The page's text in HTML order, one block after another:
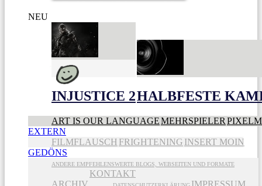
NEU
INJUSTICE 2HALBFESTE
ART IS OUR LANGUAGEMEHRSPIELER
EXTERN
FILMFLAUSCH FRIGHTENING INSERT MOIN
GEDÖNS
ANDERE EMPFEHLENSWERTE BLOGS, WEBSEITEN UND FORMATE
KONTAKT